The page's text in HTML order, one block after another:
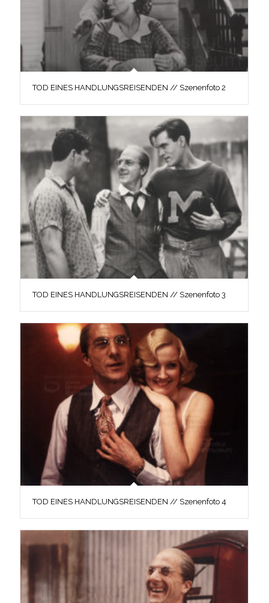
TOD EINES HANDLUNGSREISENDEN // Szenenfoto 2
TOD EINES HANDLUNGSREISENDEN // Szenenfoto 3
TOD EINES HANDLUNGSREISENDEN // Szenenfoto 4